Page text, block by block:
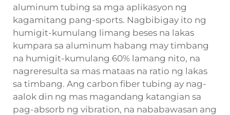
aluminum tubing sa mga aplikasyon ng
kagamitang pang-sports. Nagbibigay ito ng
humigit-kumulang limang beses na lakas
kumpara sa aluminum habang may timbang
na humigit-kumulang 60% lamang nito, na
nagreresulta sa mas mataas na ratio ng lakas
sa timbang. Ang carbon fiber tubing ay nag-
aalok din ng mas magandang katangian sa
pag-absorb ng vibration, na nababawasan ang